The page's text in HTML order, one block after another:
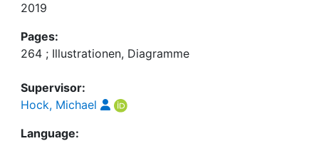
2019
Pages:
264 ; Illustrationen, Diagramme
Supervisor:
Hock, Michael
Language: